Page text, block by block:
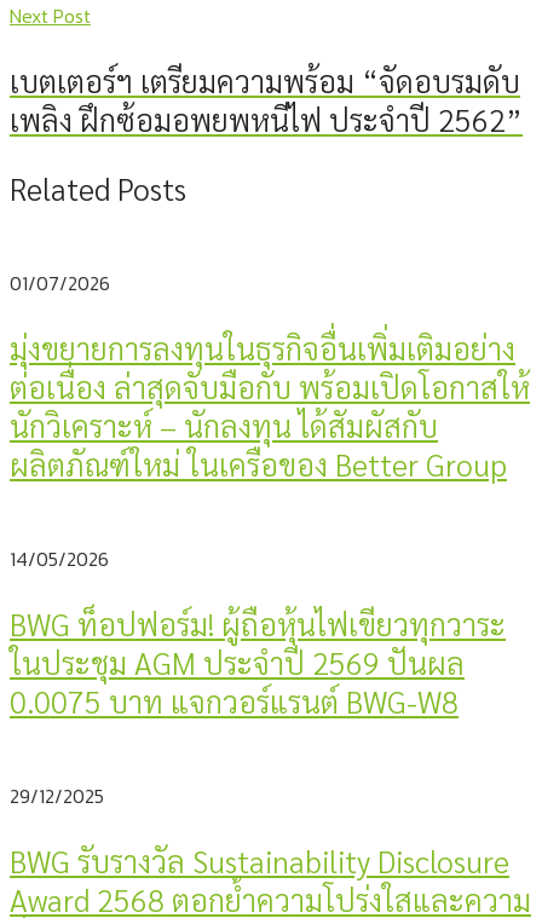
Next Post
เบตเตอร์ฯ เตรียมความพร้อม “จัดอบรมดับ
เพลิง ฝึกซ้อมอพยพหนีไฟ ประจำปี 2562”
Related Posts
01/07/2026
มุ่งขยายการลงทุนในธุรกิจอื่นเพิ่มเติมอย่าง
ต่อเนื่อง ล่าสุดจับมือกับ พร้อมเปิดโอกาสให้
นักวิเคราะห์ – นักลงทุน ได้สัมผัสกับ
ผลิตภัณฑ์ใหม่ ในเครือของ Better Group
14/05/2026
BWG ท็อปฟอร์ม! ผู้ถือหุ้นไฟเขียวทุกวาระ
ในประชุม AGM ประจำปี 2569 ปันผล
0.0075 บาท แจกวอร์แรนต์ BWG-W8
29/12/2025
BWG รับรางวัล Sustainability Disclosure
Award 2568 ตอกย้ำความโปร่งใสและความ